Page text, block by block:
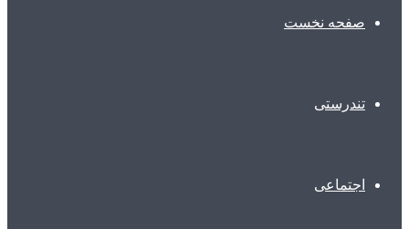
صفحه نخست
تندرستی
اجتماعی